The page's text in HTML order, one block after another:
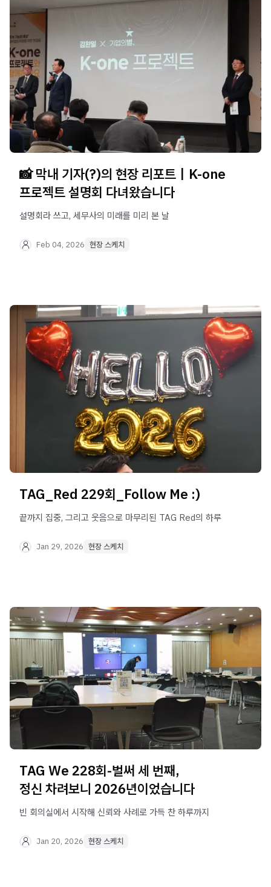
📸 막내 기자(?)의 현장 리포트｜K-one
프로젝트 설명회 다녀왔습니다
설명회라 쓰고, 세무사의 미래를 미리 본 날
Feb 04, 2026 현장 스케치
TAG_Red 229회_Follow Me :)
끝까지 집중, 그리고 웃음으로 마무리된 TAG Red의 하루
Jan 29, 2026 현장 스케치
TAG We 228회-벌써 세 번째,
정신 차려보니 2026년이었습니다
빈 회의실에서 시작해 신뢰와 사례로 가득 찬 하루까지
Jan 20, 2026 현장 스케치